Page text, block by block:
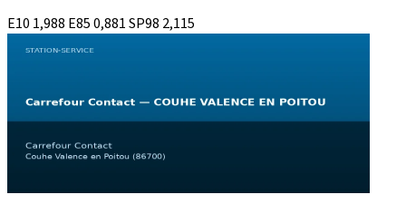
E10 1,988 E850,881SP98 2,115